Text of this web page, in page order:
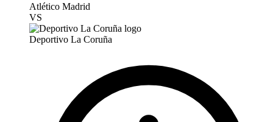
Atlético Madrid
VS
Deportivo La Coruña